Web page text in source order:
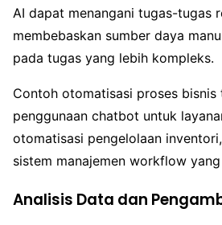
AI dapat menangani tugas-tugas
membebaskan sumber daya
pada tugas yang lebih kompleks.
Contoh otomatisasi proses bisnis
penggunaan chatbot untuk
otomatisasi pengelolaan
sistem manajemen workflow
Analisis Data dan